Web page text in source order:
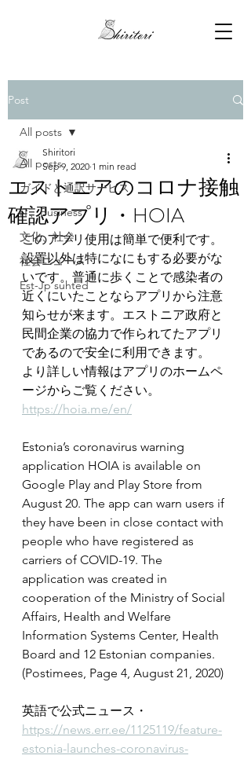
Post
All posts
ガイドと通訳サービス
IT、Business
文化、社会
社会ニュース
Est-Jp suhted
All posts
エストニアのコロナ接触
確認アプリ・HOIA
Shiritori
Sep 9, 2020 1 min read
このアプリ使用は簡単で便利です。
設置以外は特になにもする必要がな
いです。普通に歩くことで感染者の
近くにいたことならアプリから注意
知らせが来ます。エストニア政府と
民間企業の協力で作られてたアプリ
であるので安全に利用できます。
より詳しい情報はアプリのホームペ
ージからご覧ください。
https://hoia.me/en/
Estonia’s coronavirus warning
application HOIA is available on
Google Play and Play Store from
August 20. The app can warn users if
they have been in close contact with
people who have registered as
carriers of COVID-19. The
application was created in
cooperation of the Ministry of Social
Affairs, Health and Welfare
Information Systems Center, Health
Board and 12 Estonian companies.
(Postimees, Page 4, August 21, 2020)
英語で公式ニュース・
https://news.err.ee/1125119/feature-
estonia-launches-coronavirus-